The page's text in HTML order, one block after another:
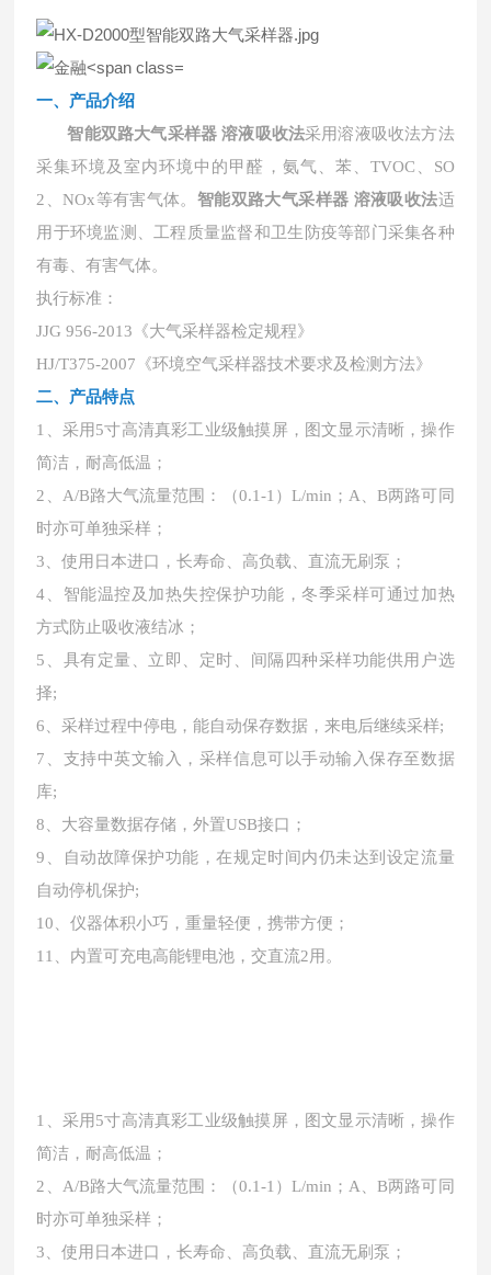
一、产品介绍
智能双路大气采样器 溶液吸收法采用溶液吸收法方法
采集环境及室内环境中的甲醛，氨气、苯、 TVOC、SO
2、NOx等有害气体。 智能双路大气采样器 溶液吸收法适
用于环境监测、工程质量监督和卫生防疫等部门采集各种
有毒、有害气体。
执行标准：
JJG 956-2013《大气采样器检定规程》
HJ/T375-2007《环境空气采样器技术要求及检测方法》
二、产品特点
1、采用5寸高清真彩工业级触摸屏，图文显示清晰，操作
简洁，耐高低温；
2、A/B路大气流量范围：（0.1-1）L/min；A、B两路可同
时亦可单独采样；
3、使用日本进口，长寿命、高负载、直流无刷泵；
4、智能温控及加热失控保护功能，冬季采样可通过加热
方式防止吸收液结冰；
5、具有定量、立即、定时、间隔四种采样功能供用户选
择;
6、采样过程中停电，能自动保存数据，来电后继续采样;
7、支持中英文输入，采样信息可以手动输入保存至数据
库;
8、大容量数据存储，外置USB接口；
9、自动故障保护功能，在规定时间内仍未达到设定流量
自动停机保护;
10、仪器体积小巧，重量轻便，携带方便；
11、内置可充电高能锂电池，交直流2用。
1、采用5寸高清真彩工业级触摸屏，图文显示清晰，操作
简洁，耐高低温；
2、A/B路大气流量范围：（0.1-1）L/min；A、B两路可同
时亦可单独采样；
3、使用日本进口，长寿命、高负载、直流无刷泵；